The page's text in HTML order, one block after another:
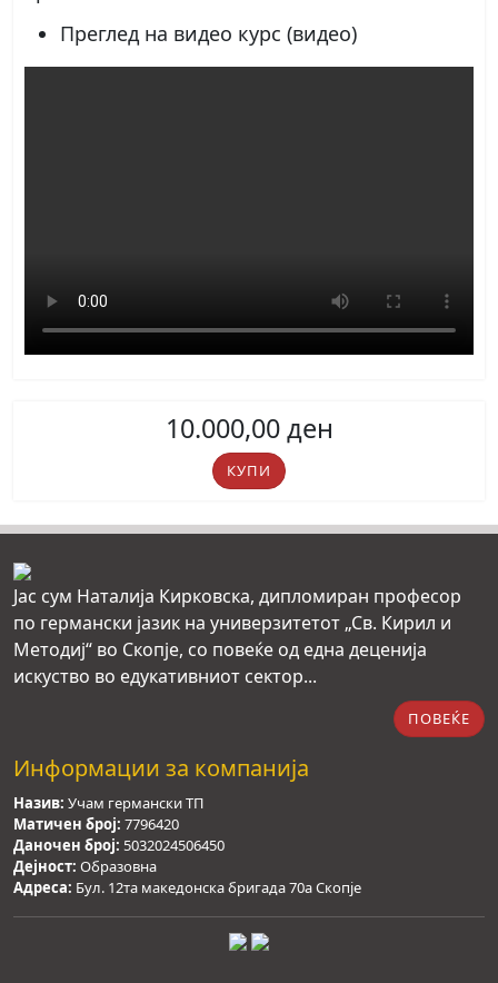
Преглед на видео курс (видео)
10.000,00ден
B1.2
Premium
КУПИ
Јас сум Наталија Кирковска, дипломиран професор
по германски јазик на универзитетот „Св. Кирил и
Методиј“ во Скопје, со повеќе од една деценија
искуство во едукативниот сектор...
ПОВЕЌЕ
Информации за компанија
Назив: Учам германски ТП
Матичен број: 7796420
Даночен број: 5032024506450
Дејност: Образовна
Адреса: Бул. 12та македонска бригада 70а Скопје